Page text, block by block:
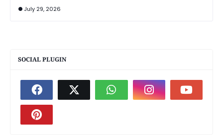
July 29, 2026
SOCIAL PLUGIN